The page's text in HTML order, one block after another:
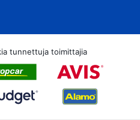
tunnettuja toimittajia